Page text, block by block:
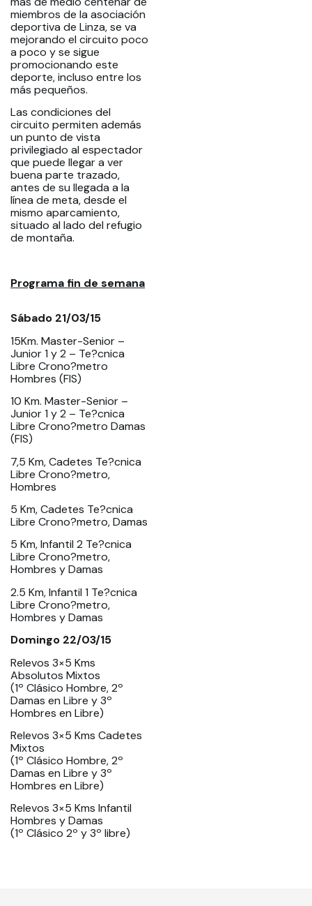
miembros de la asociación
deportiva de Linza, se va
mejorando el circuito poco
a poco y se sigue
promocionando este
deporte, incluso entre los
más pequeños.
Las condiciones del
circuito permiten además
un punto de vista
privilegiado al espectador
que puede llegar a ver
buena parte trazado,
antes de su llegada a la
línea de meta, desde el
mismo aparcamiento,
situado al lado del refugio
de montaña.
Programa fin de semana
Sábado 21/03/15
15Km. Master-Senior –
Junior 1 y 2 – Te?cnica
Libre Crono?metro
Hombres (FIS)
10 Km. Master-Senior –
Junior 1 y 2 – Te?cnica
Libre Crono?metro Damas
(FIS)
7,5 Km, Cadetes Te?cnica
Libre Crono?metro,
Hombres
5 Km, Cadetes Te?cnica
Libre Crono?metro, Damas
5 Km, Infantil 2 Te?cnica
Libre Crono?metro,
Hombres y Damas
2.5 Km, Infantil 1 Te?cnica
Libre Crono?metro,
Hombres y Damas
Domingo 22/03/15
Relevos 3×5 Kms
Absolutos Mixtos
(1º Clásico Hombre, 2º
Damas en Libre y 3º
Hombres en Libre)
Relevos 3×5 Kms Cadetes
Mixtos
(1º Clásico Hombre, 2º
Damas en Libre y 3º
Hombres en Libre)
Relevos 3×5 Kms Infantil
Hombres y Damas
(1º Clásico 2º y 3º libre)